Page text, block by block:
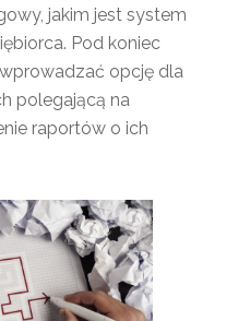
jakim jest system
Pod koniec
opcję dla
polegającą na
raportów o ich